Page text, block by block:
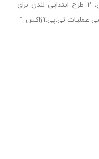
نخست وزیر ایران “و سه پیوست پایان می‌پذیرد که عبارت‌اند از1 : خلاصه طرح مقدماتی سیاه اس.ای.اس، 2 طرح ابتدایی لندن برای